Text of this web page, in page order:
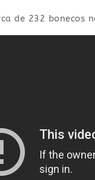
de 232 bonecos